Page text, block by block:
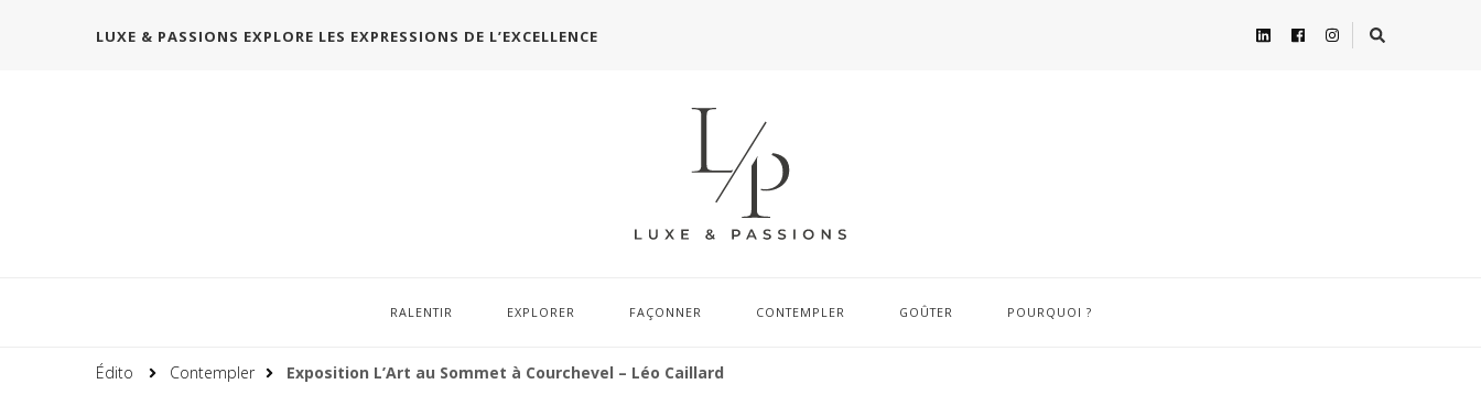
LUXE & PASSIONS EXPLORE LES EXPRESSIONS DE L’EXCELLENCE
RALENTIR EXPLORER FAÇONNER CONTEMPLER GOÛTER POURQUOI ?
Édito Contempler Exposition L’Art au Sommet à Courchevel – Léo Caillard